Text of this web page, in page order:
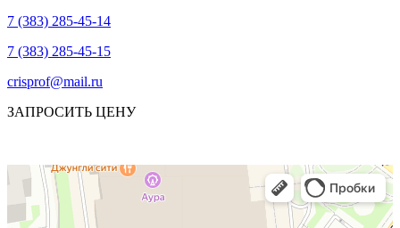
7 (383) 285-45-14
7 (383) 285-45-15
crisprof@mail.ru
ЗАПРОСИТЬ ЦЕНУ